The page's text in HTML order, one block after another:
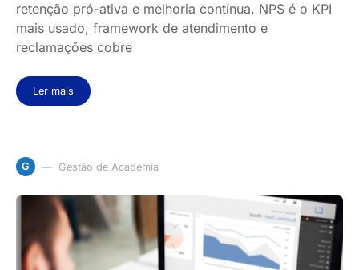
retenção pró-ativa e melhoria contínua. NPS é o KPI
mais usado, framework de atendimento e
reclamações cobre
Ler mais
G Gestão de Academia